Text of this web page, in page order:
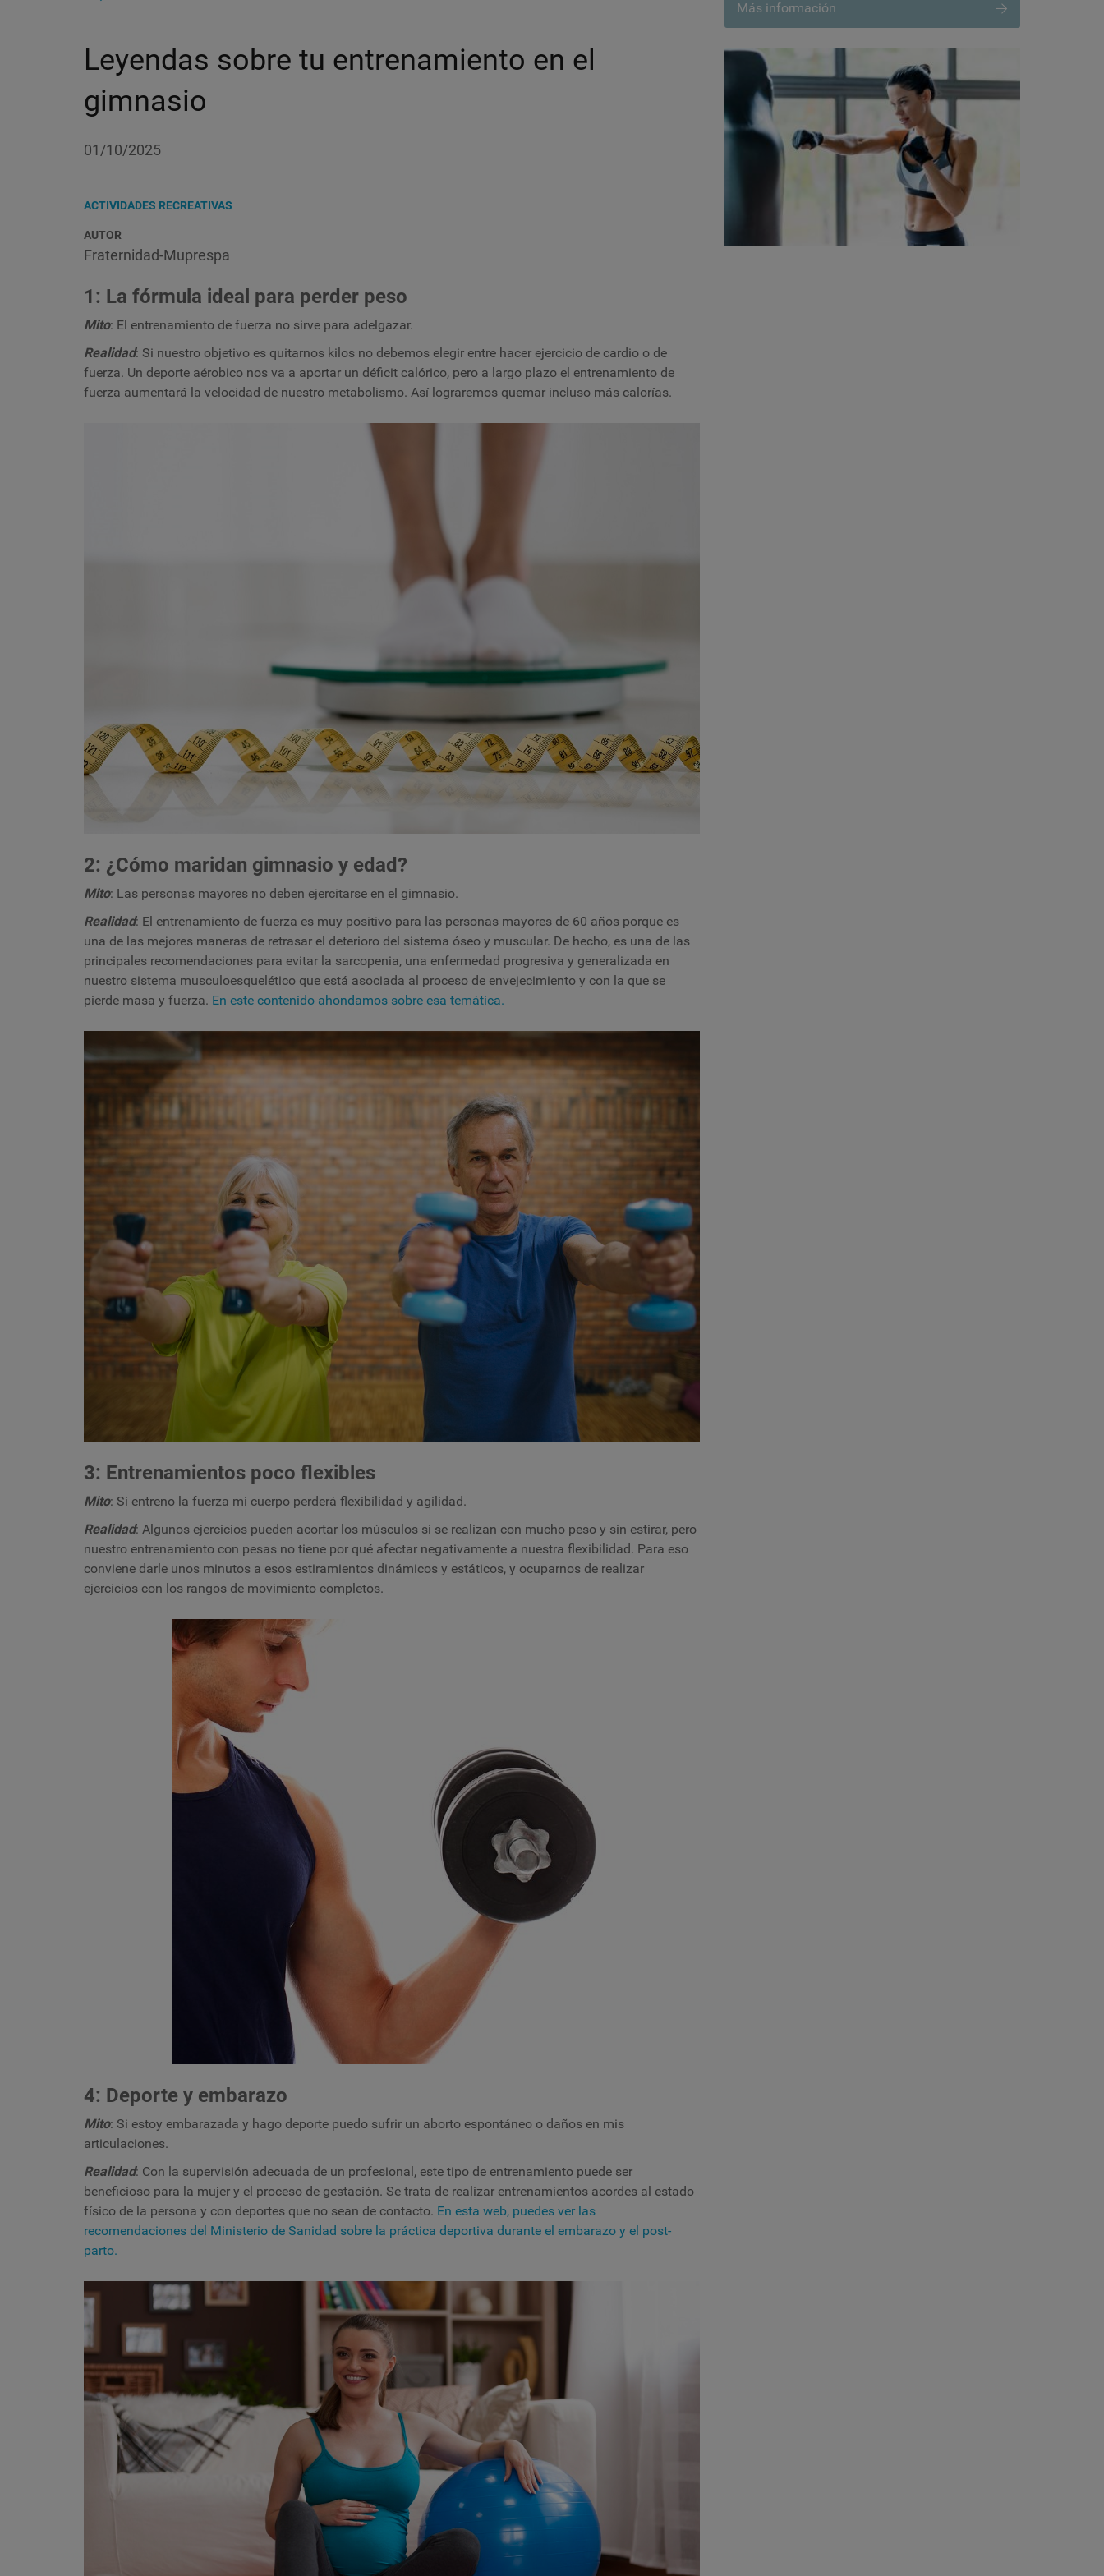
Leyendas sobre tu entrenamiento en el
gimnasio
01/10/2025
ACTIVIDADES RECREATIVAS
AUTOR
Fraternidad-Muprespa
1: La fórmula ideal para perder peso
Mito: El entrenamiento de fuerza no sirve para adelgazar.
Realidad: Si nuestro objetivo es quitarnos kilos no debemos elegir entre hacer ejercicio de cardio o de
fuerza. Un deporte aérobico nos va a aportar un déficit calórico, pero a largo plazo el entrenamiento de
fuerza aumentará la velocidad de nuestro metabolismo. Así lograremos quemar incluso más calorías.
2: ¿Cómo maridan gimnasio y edad?
Mito: Las personas mayores no deben ejercitarse en el gimnasio.
Realidad: El entrenamiento de fuerza es muy positivo para las personas mayores de 60 años porque es
una de las mejores maneras de retrasar el deterioro del sistema óseo y muscular. De hecho, es una de las
principales recomendaciones para evitar la sarcopenia, una enfermedad progresiva y generalizada en
nuestro sistema musculoesquelético que está asociada al proceso de envejecimiento y con la que se
pierde masa y fuerza. En este contenido ahondamos sobre esa temática.
3: Entrenamientos poco flexibles
Mito: Si entreno la fuerza mi cuerpo perderá flexibilidad y agilidad.
Realidad: Algunos ejercicios pueden acortar los músculos si se realizan con mucho peso y sin estirar, pero
nuestro entrenamiento con pesas no tiene por qué afectar negativamente a nuestra flexibilidad. Para eso
conviene darle unos minutos a esos estiramientos dinámicos y estáticos, y ocuparnos de realizar
ejercicios con los rangos de movimiento completos.
4: Deporte y embarazo
Mito: Si estoy embarazada y hago deporte puedo sufrir un aborto espontáneo o daños en mis
articulaciones.
Realidad: Con la supervisión adecuada de un profesional, este tipo de entrenamiento puede ser
beneficioso para la mujer y el proceso de gestación. Se trata de realizar entrenamientos acordes al estado
físico de la persona y con deportes que no sean de contacto. En esta web, puedes ver las
recomendaciones del Ministerio de Sanidad sobre la práctica deportiva durante el embarazo y el post-
parto.
Más información